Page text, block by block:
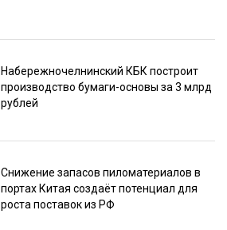
Набережночелнинский КБК построит
производство бумаги-основы за 3 млрд
рублей
Снижение запасов пиломатериалов в
портах Китая создаёт потенциал для
роста поставок из РФ